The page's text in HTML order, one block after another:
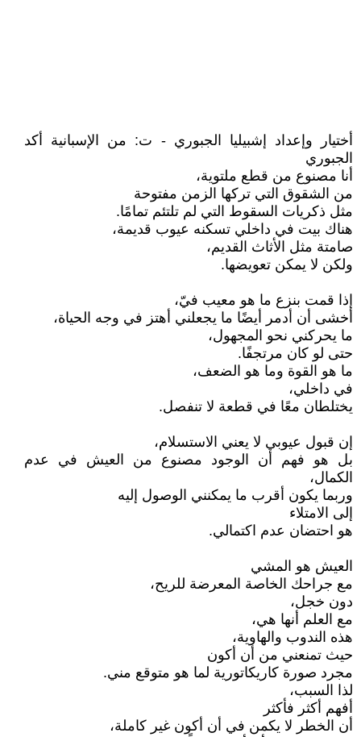
أختيار وإعداد إشبيليا الجبوري - ت: من الإسبانية أكد
الجبوري
أنا مصنوع من قطع ملتوية،
من الشقوق التي تركها الزمن مفتوحة
مثل ذكريات السقوط التي لم تلتئم تمامًا.
هناك بيت في داخلي تسكنه عيوب قديمة،
صامتة مثل الأثاث القديم،
ولكن لا يمكن تعويضها.
إذا قمت بنزع ما هو معيب فيّ،
أخشى أن أدمر أيضًا ما يجعلني أهتز في وجه الحياة،
ما يحركني نحو المجهول،
حتى لو كان مرتجفًا.
ما هو القوة وما هو الضعف،
في داخلي،
يختلطان معًا في قطعة لا تنفصل.
إن قبول عيوبي لا يعني الاستسلام،
بل هو فهم أن الوجود مصنوع من العيش في عدم
الكمال،
وربما يكون أقرب ما يمكنني الوصول إليه
إلى الامتلاء
هو احتضان عدم اكتمالي.
العيش هو المشي
مع جراحك الخاصة المعرضة للريح،
دون خجل،
مع العلم أنها هي،
هذه الندوب والهاوية،
حيث تمنعني من أن أكون
مجرد صورة كاريكاتورية لما هو متوقع مني.
لذا السبب،
أفهم أكثر فأكثر
أن الخطر لا يكمن في أن أكون غير كاملة،